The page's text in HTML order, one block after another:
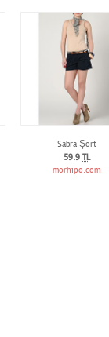
Sabra Şort
59.9 TL
morhipo.com